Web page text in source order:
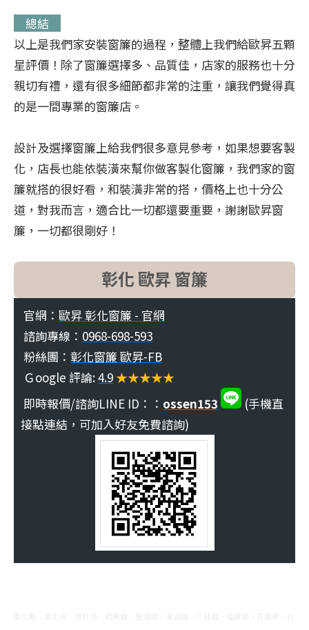
總結
以上是我們家安裝窗簾的過程，整體上我們給歐昇五顆
星評價！除了窗簾選擇多、品質佳，店家的服務也十分
親切有禮，還有很多細節都非常的注重，讓我們覺得真
的是一間專業的窗簾店。
設計及選擇窗簾上給我們很多意見參考，如果想要客製
化，店長也能依裝潢來幫你做客製化窗簾，我們家的窗
簾就搭的很好看，和裝潢非常的搭，價格上也十分公
道，對我而言，適合比一切都還要重要，謝謝歐昇窗
簾，一切都很剛好！
彰化 歐昇 窗簾
官網： 歐昇 彰化窗簾 - 官網
諮詢專線： 0968-698-593
粉絲團： 彰化窗簾 歐昇-FB
Ｇoogle 評論:4.9 ★★★★★
即時報價/諮詢LINE ID：： ossen153
(手機直
接點連結，可加入好友免費諮詢)